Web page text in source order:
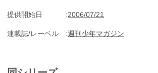
提供開始日 2006/07/21
連載誌/レーベル 週刊少年マガジン